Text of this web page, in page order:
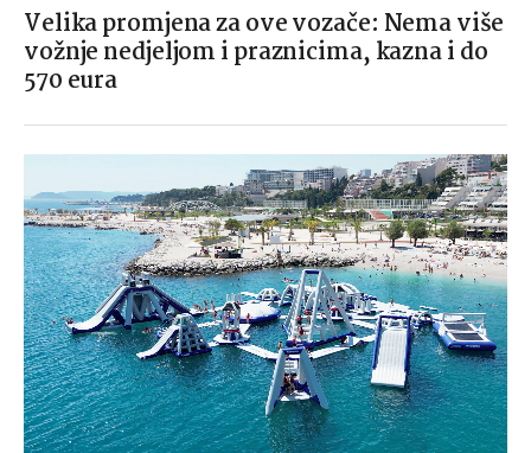
Velika promjena za ove vozače: Nema više
vožnje nedjeljom i praznicima, kazna i do
570 eura